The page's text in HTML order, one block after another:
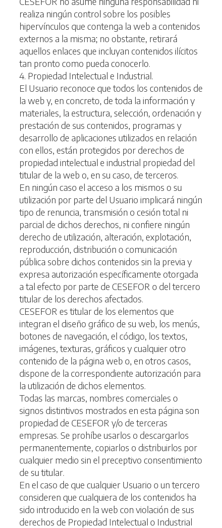
realiza ningún control sobre los posibles
hipervínculos que contenga la web a contenidos
externos a la misma; no obstante, retirará
aquellos enlaces que incluyan contenidos ilícitos
tan pronto como pueda conocerlo.
4. Propiedad Intelectual e Industrial.
El Usuario reconoce que todos los contenidos de
la web y, en concreto, de toda la información y
materiales, la estructura, selección, ordenación y
prestación de sus contenidos, programas y
desarrollo de aplicaciones utilizados en relación
con ellos, están protegidos por derechos de
propiedad intelectual e industrial propiedad del
titular de la web o, en su caso, de terceros.
En ningún caso el acceso a los mismos o su
utilización por parte del Usuario implicará ningún
tipo de renuncia, transmisión o cesión total ni
parcial de dichos derechos, ni confiere ningún
derecho de utilización, alteración, explotación,
reproducción, distribución o comunicación
pública sobre dichos contenidos sin la previa y
expresa autorización específicamente otorgada
a tal efecto por parte de CESEFOR o del tercero
titular de los derechos afectados.
CESEFOR es titular de los elementos que
integran el diseño gráfico de su web, los menús,
botones de navegación, el código, los textos,
imágenes, texturas, gráficos y cualquier otro
contenido de la página web o, en otros casos,
dispone de la correspondiente autorización para
la utilización de dichos elementos.
Todas las marcas, nombres comerciales o
signos distintivos mostrados en esta página son
propiedad de CESEFOR y/o de terceras
empresas. Se prohíbe usarlos o descargarlos
permanentemente, copiarlos o distribuirlos por
cualquier medio sin el preceptivo consentimiento
de su titular.
En el caso de que cualquier Usuario o un tercero
consideren que cualquiera de los contenidos ha
sido introducido en la web con violación de sus
derechos de Propiedad Intelectual o Industrial